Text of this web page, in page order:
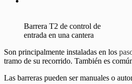
Barrera T2 de control de
entrada en una cantera
Son principalmente instaladas en los
tramo de su recorrido. También es
Las barreras pueden ser manuales o